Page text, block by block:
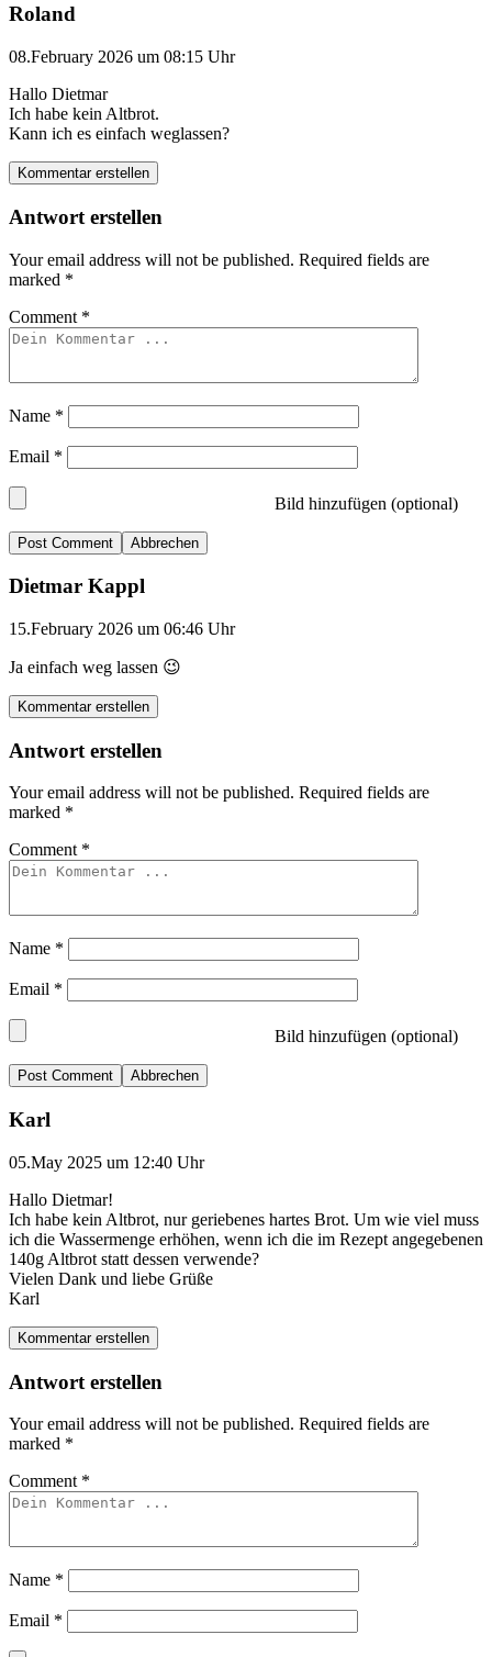
Roland
08.February 2026 um 08:15 Uhr
Hallo Dietmar
Ich habe kein Altbrot.
Kann ich es einfach weglassen?
Kommentar erstellen
Antwort erstellen
Your email address will not be published. Required fields are
marked *
Comment *
Name *
Email *
Bild hinzufügen (optional)
Abbrechen
Dietmar Kappl
15.February 2026 um 06:46 Uhr
Ja einfach weg lassen 😉
Kommentar erstellen
Antwort erstellen
Your email address will not be published. Required fields are
marked *
Comment *
Name *
Email *
Bild hinzufügen (optional)
Abbrechen
Karl
05.May 2025 um 12:40 Uhr
Hallo Dietmar!
Ich habe kein Altbrot, nur geriebenes hartes Brot. Um wie viel muss
ich die Wassermenge erhöhen, wenn ich die im Rezept angegebenen
140g Altbrot statt dessen verwende?
Vielen Dank und liebe Grüße
Karl
Kommentar erstellen
Antwort erstellen
Your email address will not be published. Required fields are
marked *
Comment *
Name *
Email *